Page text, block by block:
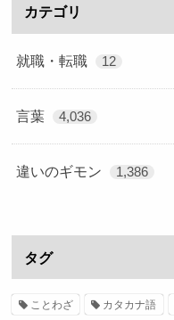
カテゴリ
就職・転職 12
言葉 4,036
違いのギモン 1,386
タグ
ことわざ カタカナ語